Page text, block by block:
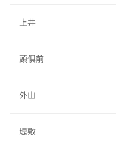
上井
頭倶前
外山
堤敷